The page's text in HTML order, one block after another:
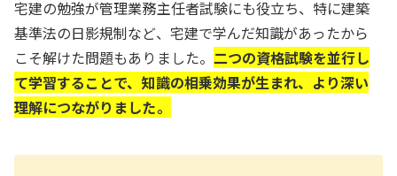
宅建の勉強が管理業務主任者試験にも役立ち、特に建築
基準法の日影規制など、宅建で学んだ知識があったから
こそ解けた問題もありました。 二つの資格試験を並行し
て学習することで、知識の相乗効果が生まれ、より深い
理解につながりました。